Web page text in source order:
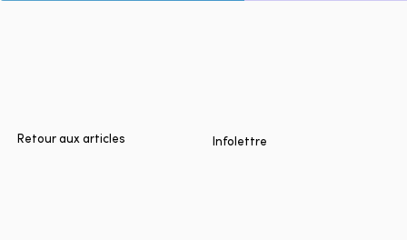
Technologies
Retour aux articles Infolettre